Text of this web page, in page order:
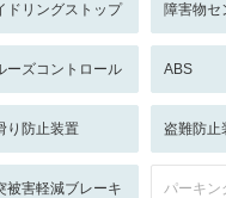
ドリングストップ 障害物セ
ーズコントロール ABS
り防止装置 盗難防止
被害軽減ブレーキ パーキン